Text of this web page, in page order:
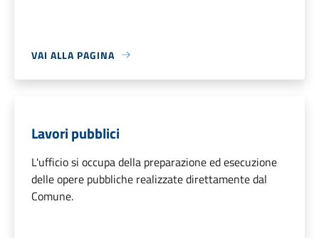
VAI ALLA PAGINA
Lavori pubblici
L'ufficio si occupa della preparazione ed esecuzione
delle opere pubbliche realizzate direttamente dal
Comune.